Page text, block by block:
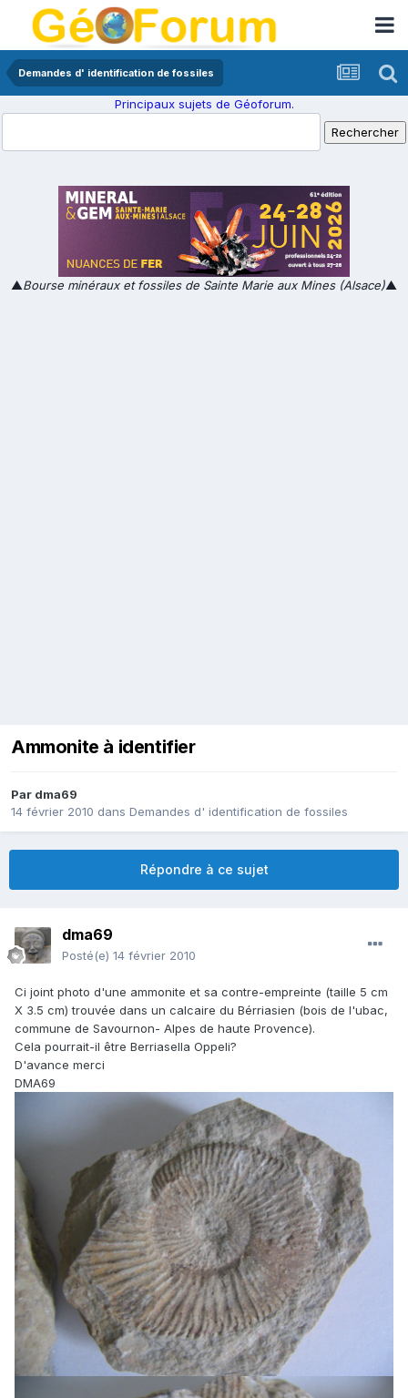
Demandes d' identification de fossiles
Principaux sujets de Géoforum.
▲Bourse minéraux et fossiles de Sainte Marie aux Mines (Alsace)▲
Ammonite à identifier
Par dma69
14 février 2010 dans Demandes d' identification de fossiles
Répondre à ce sujet
dma69
Posté(e) 14 février 2010
Ci joint photo d'une ammonite et sa contre-empreinte (taille 5 cm
X 3.5 cm) trouvée dans un calcaire du Bérriasien (bois de l'ubac,
commune de Savournon- Alpes de haute Provence).
Cela pourrait-il être Berriasella Oppeli?
D'avance merci
DMA69